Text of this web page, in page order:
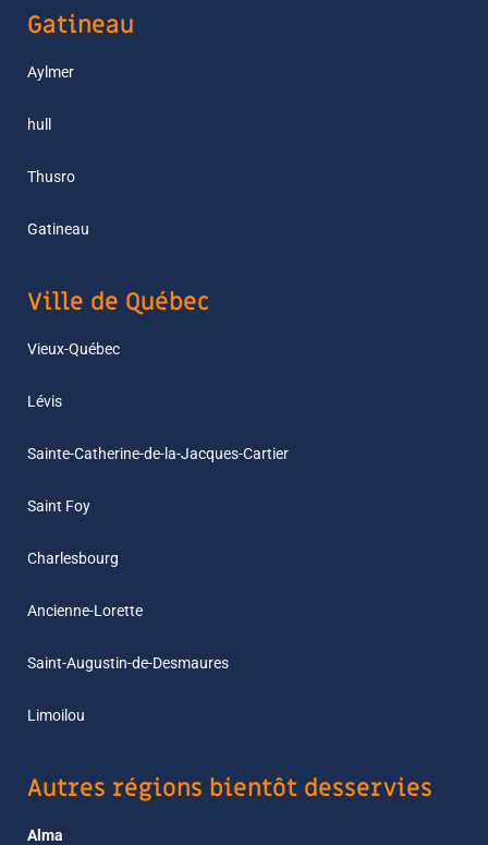
Gatineau
Aylmer
hull
Thusro
Gatineau
Ville de Québec
Vieux-Québec
Lévis
Sainte-Catherine-de-la-Jacques-Cartier
Saint Foy
Charlesbourg
Ancienne-Lorette
Saint-Augustin-de-Desmaures
Limoilou
Autres régions bientôt desservies
Alma